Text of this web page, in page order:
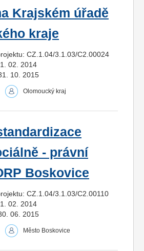
Krajském úřadě
kraje
CZ.1.04/3.1.03/C2.00024
02. 2014
10. 2015
Olomoucký kraj
- právní
Boskovice
CZ.1.04/3.1.03/C2.00110
02. 2014
06. 2015
Město Boskovice